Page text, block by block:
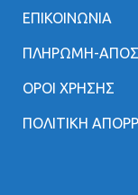
ΕΠΙΚΟΙΝΩΝΙΑ
ΠΛΗΡΩΜΗ-
ΟΡΟΙ ΧΡΗΣΗΣ
ΠΟΛΙΤΙΚΗ